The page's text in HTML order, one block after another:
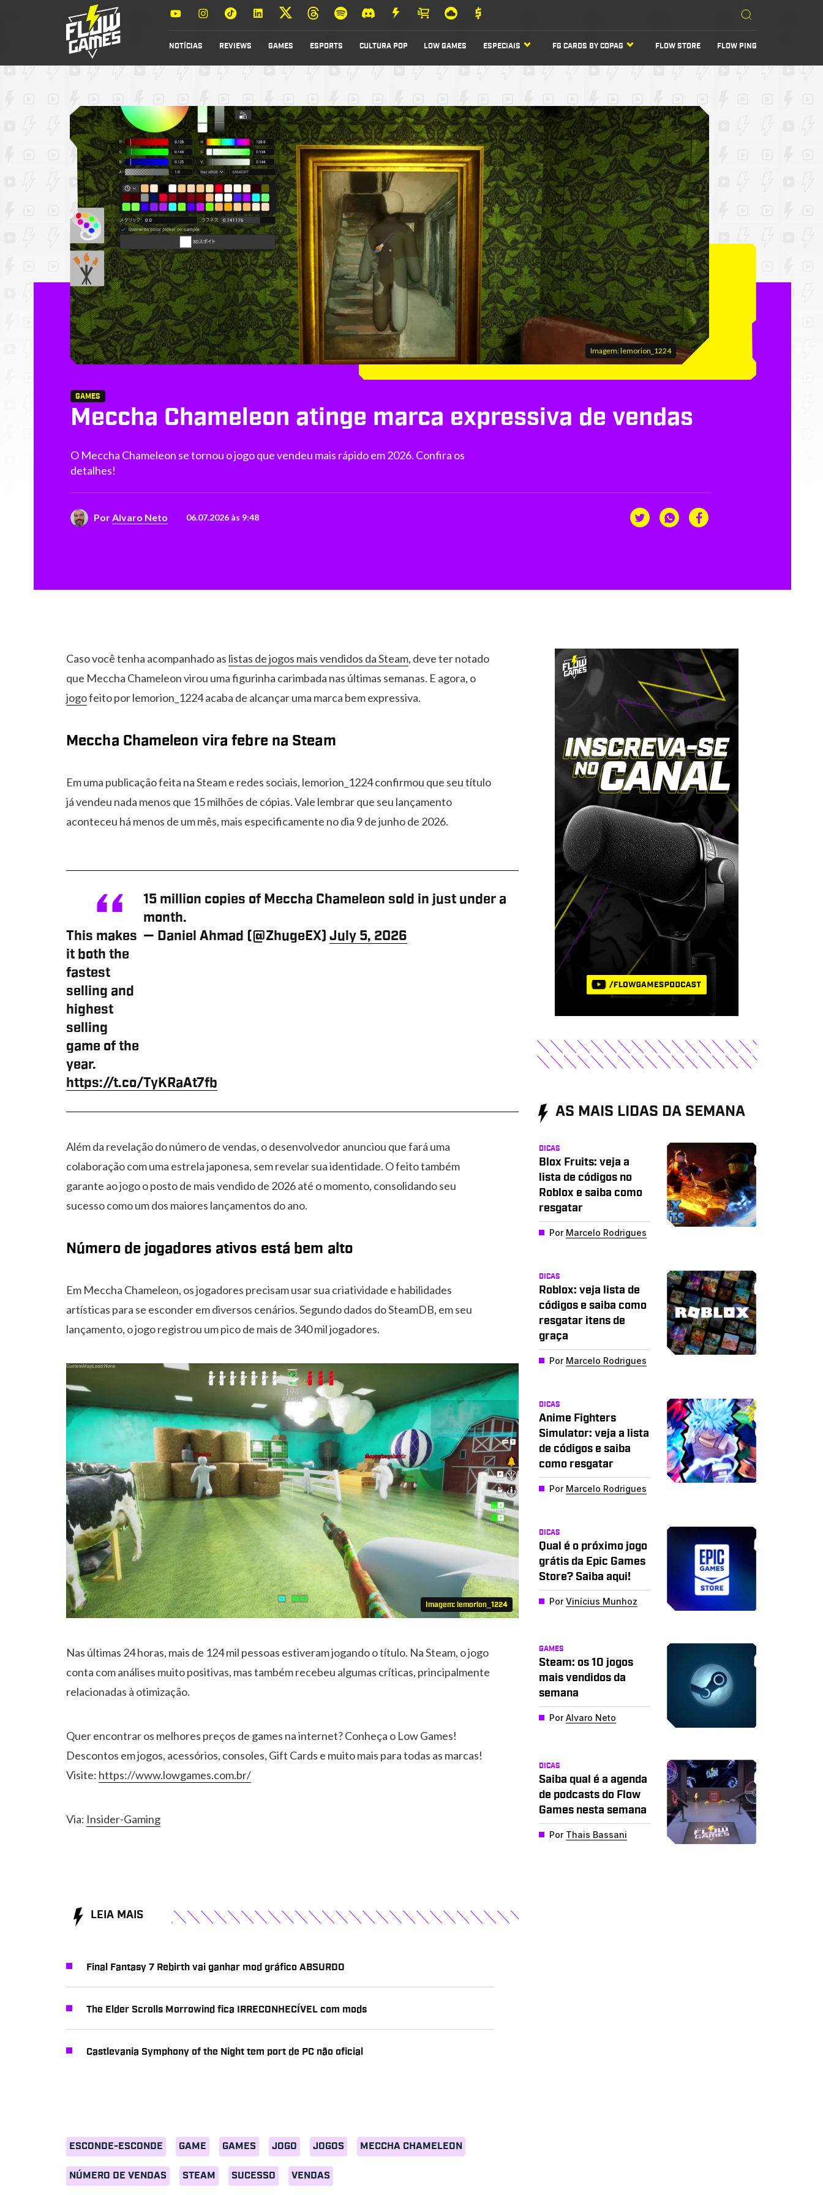
NOTÍCIAS REVIEWS GAMES ESPORTS CULTURA POP LOW GAMES ESPECIAIS FG CARDS BY COPAG FLOW STORE FLOW PING
Imagem: lemorion_1224
GAMES
Meccha Chameleon atinge marca expressiva de vendas
O Meccha Chameleon se tornou o jogo que vendeu mais rápido em 2026. Confira os
detalhes!
PorAlvaro Neto 06.07.2026 às 9:48
Caso você tenha acompanhado as listas de jogos mais vendidos da Steam, deve ter notado
que Meccha Chameleon virou uma figurinha carimbada nas últimas semanas. E agora, o
jogofeito por lemorion_1224 acaba de alcançar uma marca bem expressiva.
Meccha Chameleon vira febre na Steam
Em uma publicação feita na Steam e redes sociais, lemorion_1224 confirmou que seu título
já vendeu nada menos que 15 milhões de cópias. Vale lembrar que seu lançamento
aconteceu há menos de um mês, mais especificamente no dia 9 de junho de 2026.
15 million copies of Meccha Chameleon sold in just under a
month.
This makes
it both the
fastest
selling and
highest
selling
game of the
year.
https://t.co/TyKRaAt7fb
— Daniel Ahmad (@ZhugeEX) July 5, 2026
Além da revelação do número de vendas, o desenvolvedor anunciou que fará uma
colaboração com uma estrela japonesa, sem revelar sua identidade. O feito também
garante ao jogo o posto de mais vendido de 2026 até o momento, consolidando seu
sucesso como um dos maiores lançamentos do ano.
Número de jogadores ativos está bem alto
Em Meccha Chameleon, os jogadores precisam usar sua criatividade e habilidades
artísticas para se esconder em diversos cenários. Segundo dados do SteamDB, em seu
lançamento, o jogo registrou um pico de mais de 340 mil jogadores.
Imagem: lemorion_1224
Nas últimas 24 horas, mais de 124 mil pessoas estiveram jogando o título. Na Steam, o jogo
conta com análises muito positivas, mas também recebeu algumas críticas, principalmente
relacionadas à otimização.
Quer encontrar os melhores preços de games na internet? Conheça o Low Games!
Descontos em jogos, acessórios, consoles, Gift Cards e muito mais para todas as marcas!
Visite: https://www.lowgames.com.br/
Via: Insider-Gaming
ESCONDE-ESCONDE GAME GAMES JOGO JOGOS MECCHA CHAMELEON
NÚMERO DE VENDAS STEAM SUCESSO VENDAS
LEIA MAIS
Final Fantasy 7 Rebirth vai ganhar mod gráfico ABSURDO
The Elder Scrolls Morrowind fica IRRECONHECÍVEL com mods
Castlevania Symphony of the Night tem port de PC não oficial
AS MAIS LIDAS DA SEMANA
DICAS
Blox Fruits: veja a
lista de códigos no
Roblox e saiba como
resgatar
Por Marcelo Rodrigues
DICAS
Roblox: veja lista de
códigos e saiba como
resgatar itens de
graça
Por Marcelo Rodrigues
DICAS
Anime Fighters
Simulator: veja a lista
de códigos e saiba
como resgatar
Por Marcelo Rodrigues
DICAS
Qual é o próximo jogo
grátis da Epic Games
Store? Saiba aqui!
PorVinícius Munhoz
GAMES
Steam: os 10 jogos
mais vendidos da
semana
PorAlvaro Neto
DICAS
Saiba qual é a agenda
de podcasts do Flow
Games nesta semana
Por Thais Bassani